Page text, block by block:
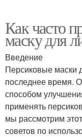
Как часто
маску для
Введение
Персиковые маски
последнее время.
способом
применять
мы рассмотрим
советов по